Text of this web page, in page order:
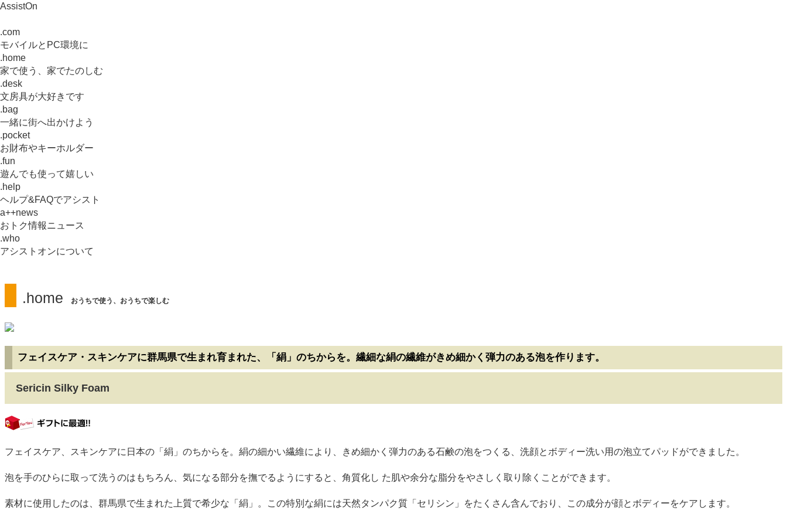
.home おうちで使う、おうちで楽しむ
フェイスケア・スキンケアに群馬県で生まれ育まれた、「絹」のちからを。繊細な絹の繊維がきめ細かく弾力のある泡を作ります。
Sericin Silky Foam
フェイスケア、スキンケアに日本の「絹」のちからを。絹の細かい繊維により、きめ細かく弾力のある石鹸の泡をつくる、洗顔とボディー洗い用の泡立てパッドができました。
泡を手のひらに取って洗うのはもちろん、気になる部分を撫でるようにすると、角質化し た肌や余分な脂分をやさしく取り除くことができます。
素材に使用したのは、群馬県で生まれた上質で希少な「絹」。この特別な絹には天然タンパク質「セリシン」をたくさん含んでおり、この成分が顔とボディーをケアします。
AssistOn
.com
モバイルとPC環境に
.home
家で使う、家でたのしむ
.desk
文房具が大好きです
.bag
一緒に街へ出かけよう
.pocket
お財布やキーホルダー
.fun
遊んでも使って嬉しい
.help
ヘルプ&FAQでアシスト
a++news
おトク情報ニュース
.who
アシストオンについて